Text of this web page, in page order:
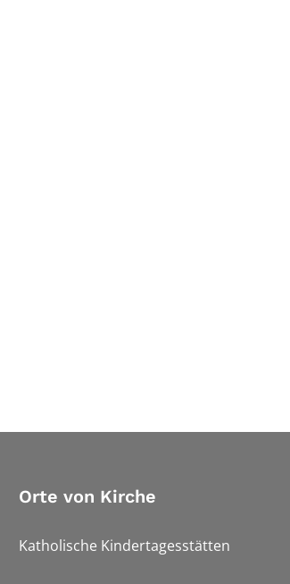
Orte von Kirche
Katholische Kindertagesstätten